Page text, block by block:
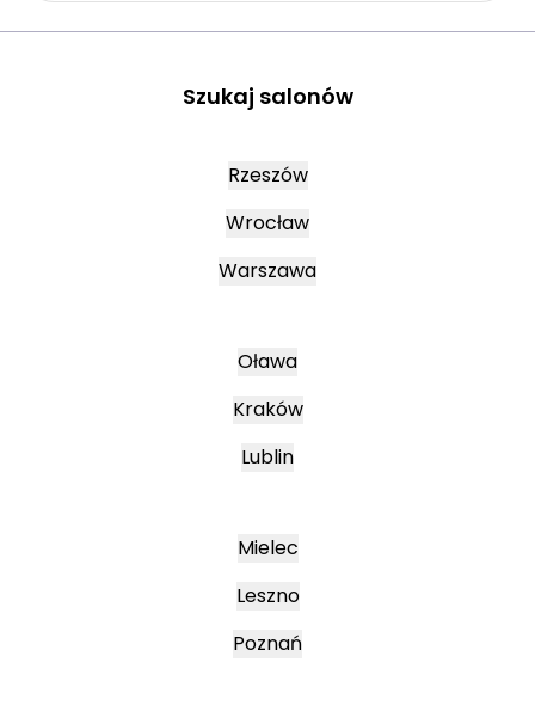
Szukaj salonów
Rzeszów
Wrocław
Warszawa
Oława
Kraków
Lublin
Mielec
Leszno
Poznań